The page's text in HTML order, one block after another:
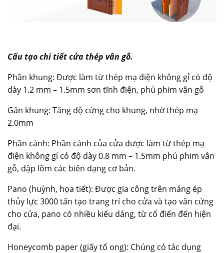
Cấu tạo chi tiết cửa thép vân gỗ.
Phần khung: Được làm từ thép mạ điện không gỉ có độ
dày 1.2 mm – 1.5mm sơn tĩnh điện, phủ phim vân gỗ
Gân khung: Tăng độ cứng cho khung, nhờ thép mạ
2.0mm
Phần cánh: Phần cánh của cửa được làm từ thép mạ
điện không gỉ có độ dày 0.8 mm – 1.5mm phủ phim vân
gỗ, dập lõm các biên dạng cơ bản.
Pano (huỳnh, họa tiết): Được gia công trên máng ép
thủy lực 3000 tấn tạo trang trí cho cửa và tạo vân cứng
cho cửa, pano có nhiều kiểu dáng, từ cổ điển đến hiện
đại.
Honeycomb paper (giấy tổ ong): Chúng có tác dụng